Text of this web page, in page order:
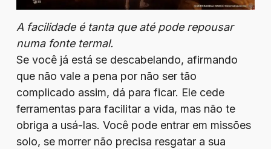
A facilidade é tanta que até pode repousar
numa fonte termal.
Se você já está se descabelando, afirmando
que não vale a pena por não ser tão
complicado assim, dá para ficar. Ele cede
ferramentas para facilitar a vida, mas não te
obriga a usá-las. Você pode entrar em missões
solo, se morrer não precisa resgatar a sua